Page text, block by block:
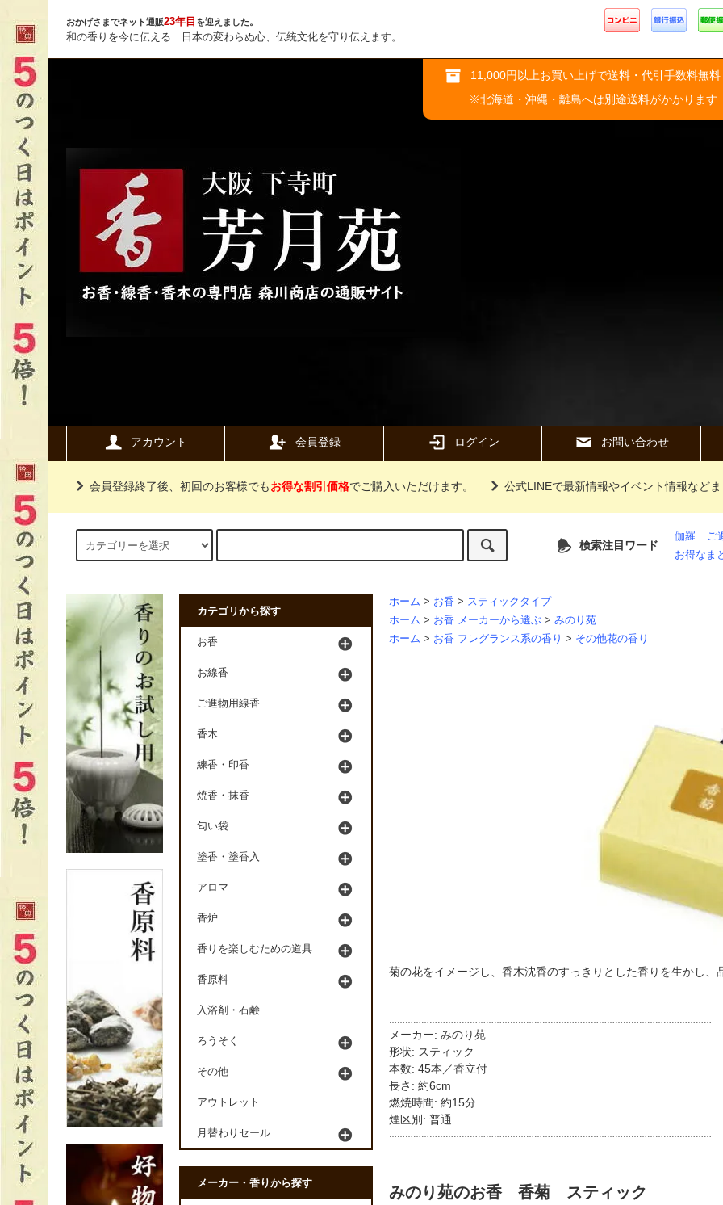
おかげさまでネット通販23年目 を迎えました。
和の香りを今に伝える 日本の変わらぬ心、伝統文化を守り伝えます。
11,000円以上お買い上げで送料・代引手数料無料
※北海道・沖縄・離島へは別途送料がかかります
アカウント 会員登録 ログイン お問い合わせ
会員登録終了後、初回のお客様でもお得な割引価格でご購入いただけます。 公式LINEで最新情報やイベント情報などま
検索注目ワード
伽羅 ご
お得なま
ホーム > お香 > スティックタイプ
ホーム > お香 メーカーから選ぶ > みのり苑
ホーム > お香 フレグランス系の香り > その他花の香り
菊の花をイメージし、香木沈香のすっきりとした香りを生かし、
…………………………………………………………………………………………………………
メーカー: みのり苑
形状: スティック
本数: 45本／香立付
長さ: 約6cm
燃焼時間: 約15分
煙区別: 普通
…………………………………………………………………………………………………………
みのり苑のお香 香菊 スティック
カテゴリから探す
お香
お線香
ご進物用線香
香木
練香・印香
焼香・抹香
匂い袋
塗香・塗香入
アロマ
香炉
香りを楽しむための道具
香原料
入浴剤・石鹸
ろうそく
その他
アウトレット
月替わりセール
メーカー・香りから探す